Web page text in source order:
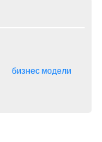
бизнес модели